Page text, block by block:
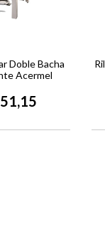
Doble Bacha
Acermel